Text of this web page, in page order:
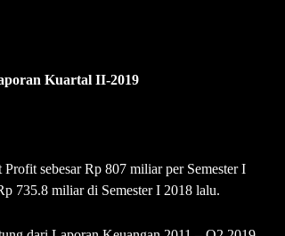
Kuartal II-2019
sebesar Rp 807 miliar per Semester I
735.8 miliar di Semester I 2018 lalu.